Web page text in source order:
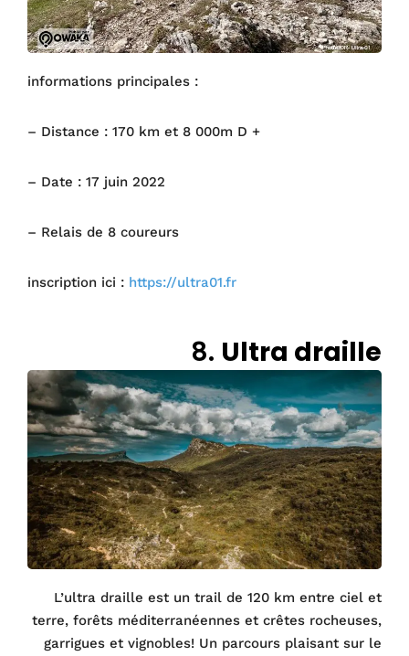
informations principales :
– Distance : 170 km et 8 000m D +
– Date : 17 juin 2022
– Relais de 8 coureurs
inscription ici : https://ultra01.fr
8. Ultra draille
L’ultra draille est un trail de 120 km entre ciel et
terre, forêts méditerranéennes et crêtes rocheuses,
garrigues et vignobles! Un parcours plaisant sur le